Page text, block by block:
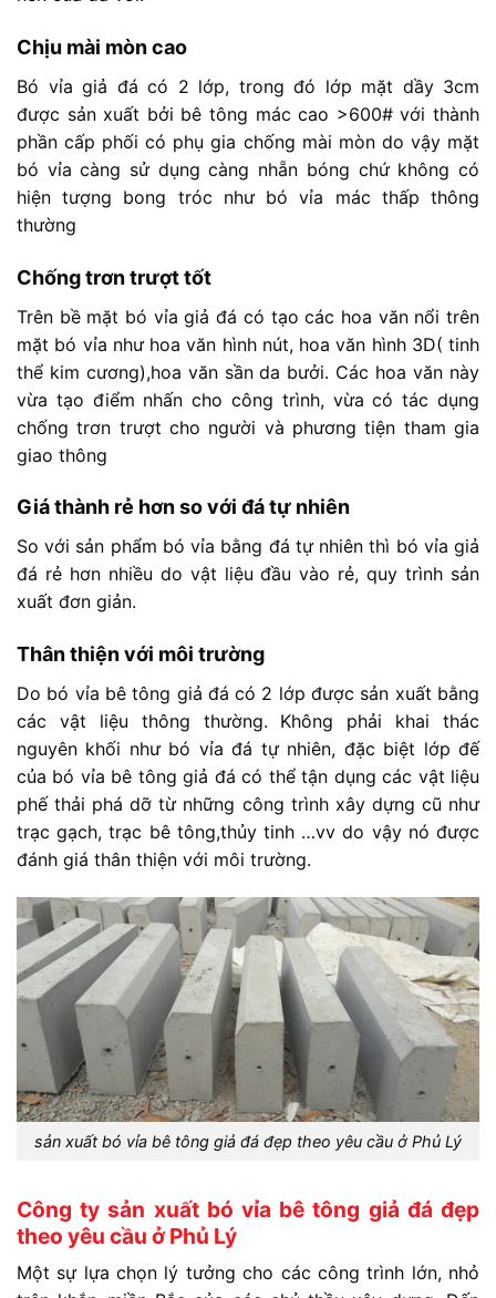
Chịu mài mòn cao
Bó vỉa giả đá có 2 lớp, trong đó lớp mặt dầy 3cm
được sản xuất bởi bê tông mác cao >600# với thành
phần cấp phối có phụ gia chống mài mòn do vậy mặt
bó vỉa càng sử dụng càng nhẵn bóng chứ không có
hiện tượng bong tróc như bó vỉa mác thấp thông
thường
Chống trơn trượt tốt
Trên bề mặt bó vỉa giả đá có tạo các hoa văn nổi trên
mặt bó vỉa như hoa văn hình nút, hoa văn hình 3D( tinh
thể kim cương),hoa văn sần da bưởi. Các hoa văn này
vừa tạo điểm nhấn cho công trình, vừa có tác dụng
chống trơn trượt cho người và phương tiện tham gia
giao thông
Giá thành rẻ hơn so với đá tự nhiên
So với sản phẩm bó vỉa bằng đá tự nhiên thì bó vỉa giả
đá rẻ hơn nhiều do vật liệu đầu vào rẻ, quy trình sản
xuất đơn giản.
Thân thiện với môi trường
Do bó vỉa bê tông giả đá có 2 lớp được sản xuất bằng
các vật liệu thông thường. Không phải khai thác
nguyên khối như bó vỉa đá tự nhiên, đặc biệt lớp đế
của bó vỉa bê tông giả đá có thể tận dụng các vật liệu
phế thải phá dỡ từ những công trình xây dựng cũ như
trạc gạch, trạc bê tông,thủy tinh …vv do vậy nó được
đánh giá thân thiện với môi trường.
sản xuất bó vỉa bê tông giả đá đẹp theo yêu cầu ở Phủ Lý
Công ty sản xuất bó vỉa bê tông giả đá đẹp
theo yêu cầu ở Phủ Lý
Một sự lựa chọn lý tưởng cho các công trình lớn, nhỏ